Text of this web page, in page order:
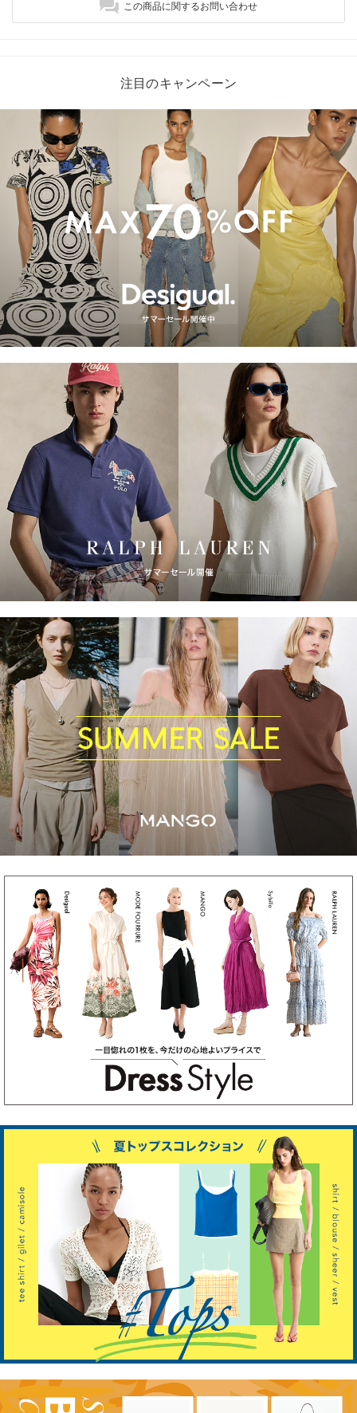
この商品に関するお問い合わせ
注目のキャンペーン